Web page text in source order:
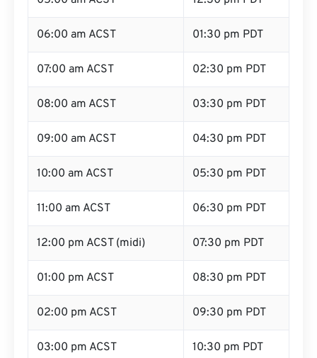
06:00 am ACST 01:30 pm PDT
07:00 am ACST 02:30 pm PDT
08:00 am ACST 03:30 pm PDT
09:00 am ACST 04:30 pm PDT
10:00 am ACST 05:30 pm PDT
11:00 am ACST 06:30 pm PDT
12:00 pm ACST (midi) 07:30 pm PDT
01:00 pm ACST 08:30 pm PDT
02:00 pm ACST 09:30 pm PDT
03:00 pm ACST 10:30 pm PDT